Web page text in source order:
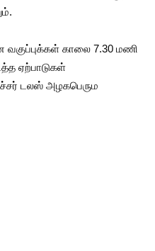
காலை 7.30 மணி
ஏற்பாடுகள்
டலஸ் அழகபெரும